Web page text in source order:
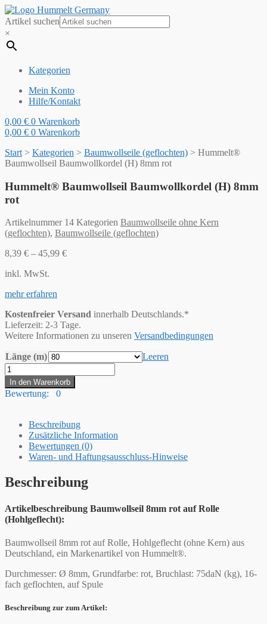
Artikel suchen
×
Kategorien
Mein Konto
Hilfe/Kontakt
0,00 € 0 Warenkorb
0,00 € 0 Warenkorb
Start > Kategorien > Baumwollseile (geflochten) > Hummelt®
Baumwollseil Baumwollkordel (H) 8mm rot
Hummelt® Baumwollseil Baumwollkordel (H) 8mm
rot
Artikelnummer 14 Kategorien Baumwollseile ohne Kern
(geflochten), Baumwollseile (geflochten)
8,39 € – 45,99 €
inkl. MwSt.
mehr erfahren
Kostenfreier Versand innerhalb Deutschlands.*
Lieferzeit: 2-3 Tage.
Weitere Informationen zu unseren Versandbedingungen
Länge (m)
Leeren
Hummelt®
Baumwollseil
Baumwollkordel
(H)
Menge
In den Warenkorb
Bewertung: 0
Beschreibung
Zusätzliche Information
Bewertungen (0)
Waren- und Haftungsausschluss-Hinweise
Beschreibung
Artikelbeschreibung Baumwollseil 8mm rot auf Rolle
(Hohlgeflecht):
Baumwollseil 8mm rot auf Rolle, Hohlgeflecht (ohne Kern) aus
Deutschland, ein Markenartikel von Hummelt®.
Durchmesser: Ø 8mm, Grundfarbe: rot, Bruchlast: 75daN (kg), 16-
fach geflochten, auf Spule
Beschreibung zur zum Artikel: